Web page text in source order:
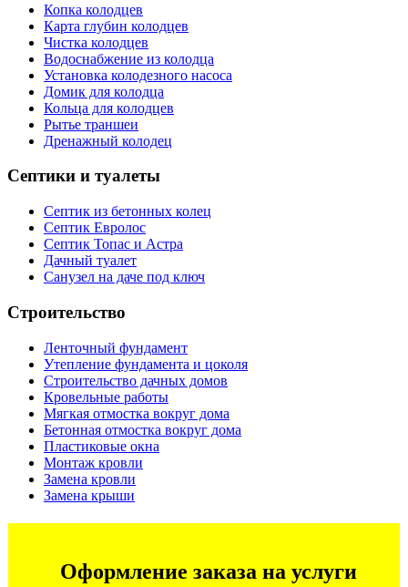
Копка колодцев
Карта глубин колодцев
Чистка колодцев
Водоснабжение из колодца
Установка колодезного насоса
Домик для колодца
Кольца для колодцев
Рытье траншеи
Дренажный колодец
Септики и туалеты
Септик из бетонных колец
Септик Евролос
Септик Топас и Астра
Дачный туалет
Санузел на даче под ключ
Строительство
Ленточный фундамент
Утепление фундамента и цоколя
Строительство дачных домов
Кровельные работы
Мягкая отмостка вокруг дома
Бетонная отмостка вокруг дома
Пластиковые окна
Монтаж кровли
Замена кровли
Замена крыши
Оформление заказа на услуги